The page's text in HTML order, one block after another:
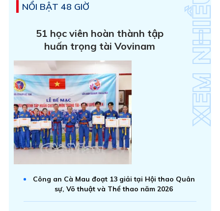
NỔI BẬT 48 GIỜ
51 học viên hoàn thành tập
huấn trọng tài Vovinam
Công an Cà Mau đoạt 13 giải tại Hội thao Quân
sự, Võ thuật và Thể thao năm 2026